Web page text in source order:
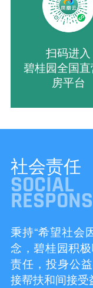
扫码进入
碧桂园全国
房平台
社会责任
SOCIAL
秉持“希望社会
念，碧桂园积
责任，投身公
接帮扶和间接受